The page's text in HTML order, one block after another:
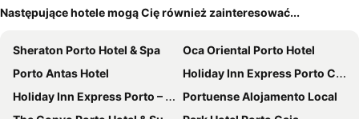
Następujące hotele mogą Cię również zainteresować...
Sheraton Porto Hotel & Spa
Oca Oriental Porto Hotel
Porto Antas Hotel
Holiday Inn Express Porto City Centre By Ihg
Holiday Inn Express Porto – Boavista By Ihg
Portuense Alojamento Local